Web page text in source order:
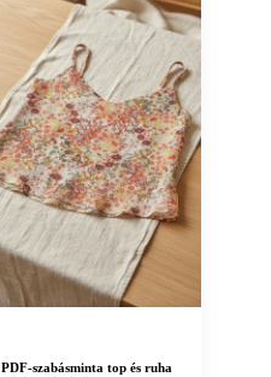
PDF-szabásminta top és ruha